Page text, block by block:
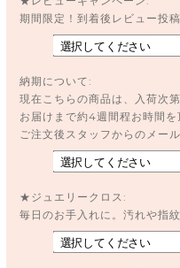
期間限定！到着後レビュー投
納期について:
現在こちらの商品は、入荷次
お届けまで約4週間程お時間を
ご注文後スタッフからのメー
★ジュエリークロス:
毎日のお手入れに。汚れや指